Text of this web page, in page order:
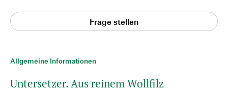
Allgemeine Informationen
Untersetzer. Aus reinem Wollfilz
Frage stellen